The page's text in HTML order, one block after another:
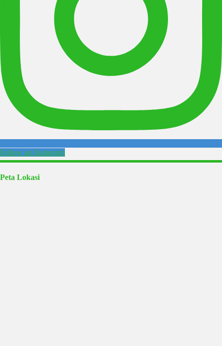
Follow on Instagram
Peta Lokasi